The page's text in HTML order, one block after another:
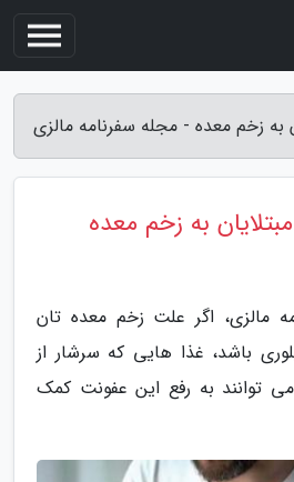
به زخم معده - مجله سفرنامه مالزی
به زخم معده
مالزی، اگر علت زخم معده تان
باشد، غذا هایی که سرشار از
توانند به رفع این عفونت کمک